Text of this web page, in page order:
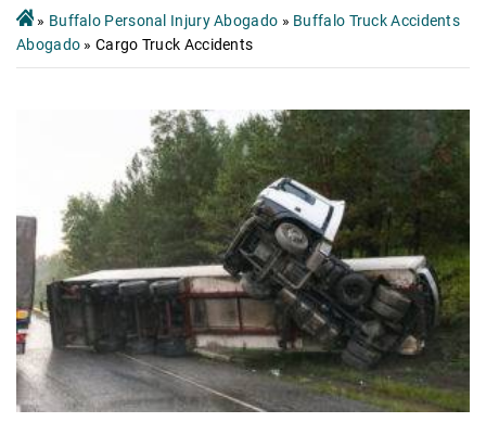
» Buffalo Personal Injury Abogado » Buffalo Truck Accidents
Abogado »Cargo Truck Accidents